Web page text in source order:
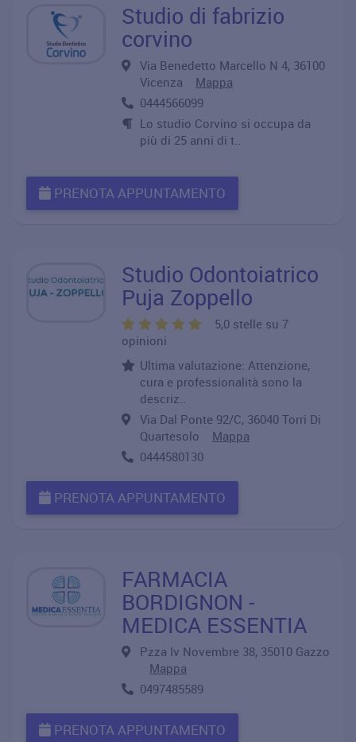
Studio di fabrizio
corvino
Via Benedetto Marcello N 4, 36100
Vicenza Mappa
0444566099
Lo studio Corvino si occupa da
più di 25 anni di t..
PRENOTA APPUNTAMENTO
Studio Odontoiatrico
Puja Zoppello
5,0 stelle su 7
opinioni
Ultima valutazione: Attenzione,
cura e professionalità sono la
descriz..
Via Dal Ponte 92/C, 36040 Torri Di
Quartesolo Mappa
0444580130
PRENOTA APPUNTAMENTO
FARMACIA
BORDIGNON -
MEDICA ESSENTIA
Pzza Iv Novembre 38, 35010 Gazzo
Mappa
0497485589
PRENOTA APPUNTAMENTO